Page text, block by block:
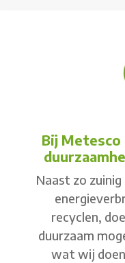
Bij Metesco
Naast zo
recyclen,
duurzaam
wat wij